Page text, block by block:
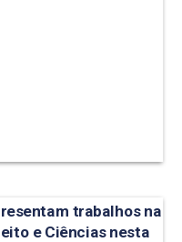
trabalhos na
e Ciências nesta